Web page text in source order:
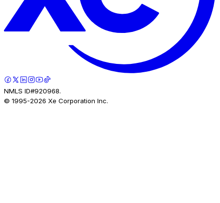
NMLS ID#920968.
© 1995-2026 Xe Corporation Inc.